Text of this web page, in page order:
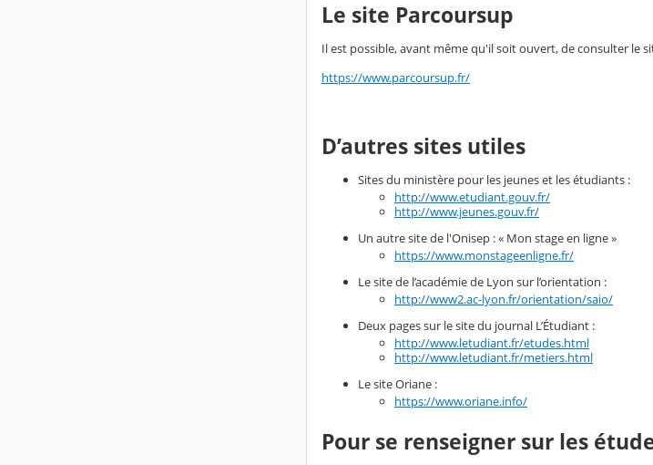
Le site Parcoursup
Il est possible, avant même qu'il soit ouvert, de consulter le
https://www.parcoursup.fr/
D’autres sites utiles
Sites du ministère pour les jeunes et les étudiants :
http://www.etudiant.gouv.fr/
http://www.jeunes.gouv.fr/
Un autre site de l'Onisep : « Mon stage en ligne »
https://www.monstageenligne.fr/
Le site de l’académie de Lyon sur l’orientation :
http://www2.ac-lyon.fr/orientation/saio/
Deux pages sur le site du journal L’Étudiant :
http://www.letudiant.fr/etudes.html
http://www.letudiant.fr/metiers.html
Le site Oriane :
https://www.oriane.info/
Pour se renseigner sur les